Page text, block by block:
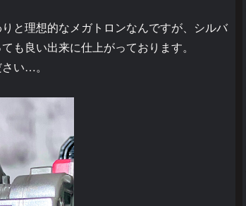
と理想的なメガトロンなんですが、シルバ
も良い出来に仕上がっております。
い…。